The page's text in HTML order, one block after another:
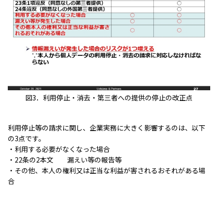
図3．利用停止・消去・第三者への提供の停止の改正点
利用停止等の請求に関し、企業実務に大きく影響するのは、以下
の3点です。
・利用する必要がなくなった場合
・22条の2本文 漏えい等の報告等
・その他、本人の権利又は正当な利益が害されるおそれがある場
合